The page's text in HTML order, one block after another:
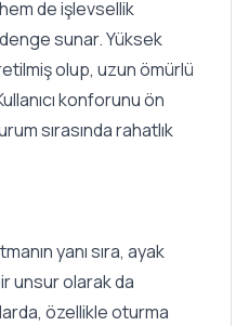
de işlevsellik
sunar. Yüksek
olup, uzun ömürlü
konforunu ön
sırasında rahatlık
yanı sıra, ayak
unsur olarak da
özellikle oturma